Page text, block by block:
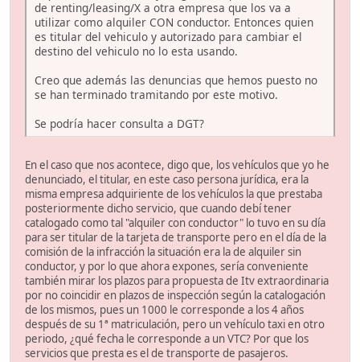
de renting/leasing/X a otra empresa que los va a
utilizar como alquiler CON conductor. Entonces quien
es titular del vehiculo y autorizado para cambiar el
destino del vehiculo no lo esta usando.
Creo que además las denuncias que hemos puesto no
se han terminado tramitando por este motivo.
Se podría hacer consulta a DGT?
En el caso que nos acontece, digo que, los vehículos que yo he
denunciado, el titular, en este caso persona jurídica, era la
misma empresa adquiriente de los vehículos la que prestaba
posteriormente dicho servicio, que cuando debí tener
catalogado como tal "alquiler con conductor" lo tuvo en su día
para ser titular de la tarjeta de transporte pero en el día de la
comisión de la infracción la situación era la de alquiler sin
conductor, y por lo que ahora expones, sería conveniente
también mirar los plazos para propuesta de Itv extraordinaria
por no coincidir en plazos de inspección según la catalogación
de los mismos, pues un 1000 le corresponde a los 4 años
después de su 1ª matriculación, pero un vehículo taxi en otro
periodo, ¿qué fecha le corresponde a un VTC? Por que los
servicios que presta es el de transporte de pasajeros.